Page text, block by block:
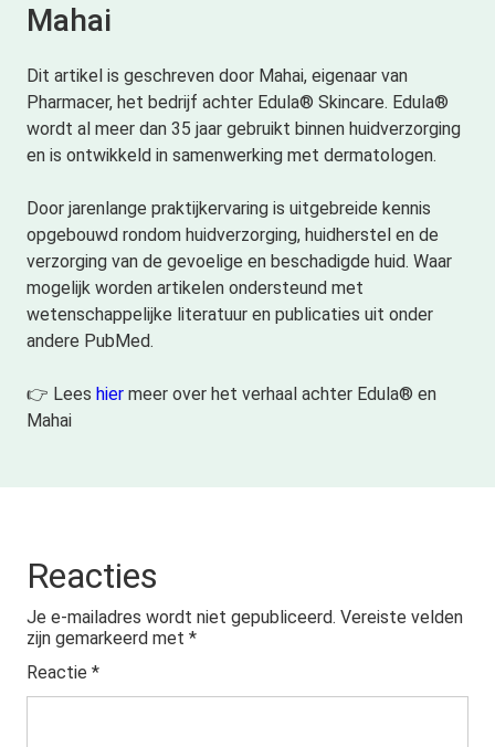
Mahai
Dit artikel is geschreven door Mahai, eigenaar van
Pharmacer, het bedrijf achter Edula® Skincare. Edula®
wordt al meer dan 35 jaar gebruikt binnen huidverzorging
en is ontwikkeld in samenwerking met dermatologen.
Door jarenlange praktijkervaring is uitgebreide kennis
opgebouwd rondom huidverzorging, huidherstel en de
verzorging van de gevoelige en beschadigde huid. Waar
mogelijk worden artikelen ondersteund met
wetenschappelijke literatuur en publicaties uit onder
andere PubMed.
👉 Lees hier meer over het verhaal achter Edula® en
Mahai
Reacties
Je e-mailadres wordt niet gepubliceerd. Vereiste velden
zijn gemarkeerd met *
Reactie *